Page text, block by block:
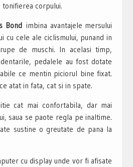
corpului.
Bond imbina avantajele mersului
cu cele ale ciclismului, punand in
de muschi. In acelasi timp,
pedalele au fost dotate
ce mentin piciorul bine fixat.
atat in fata, cat si in spate.
cat mai confortabila, dar mai
saua se paote regla pe inaltime.
sustine o greutate de pana la
cu display unde vor fi afisate